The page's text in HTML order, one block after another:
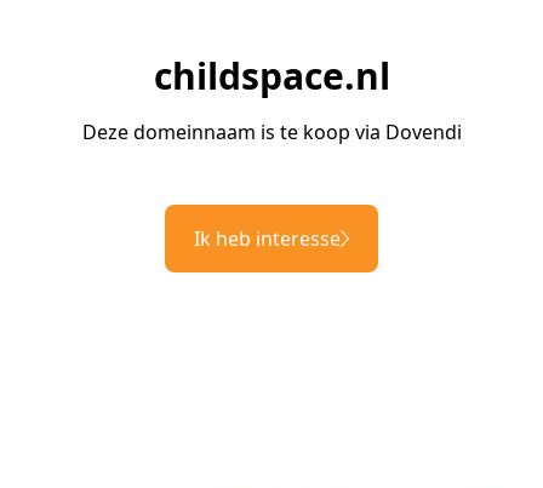
childspace.nl
Deze domeinnaam is te koop via Dovendi
Ik heb interesse